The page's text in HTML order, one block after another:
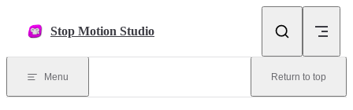
Stop Motion Studio
Menu Return to top